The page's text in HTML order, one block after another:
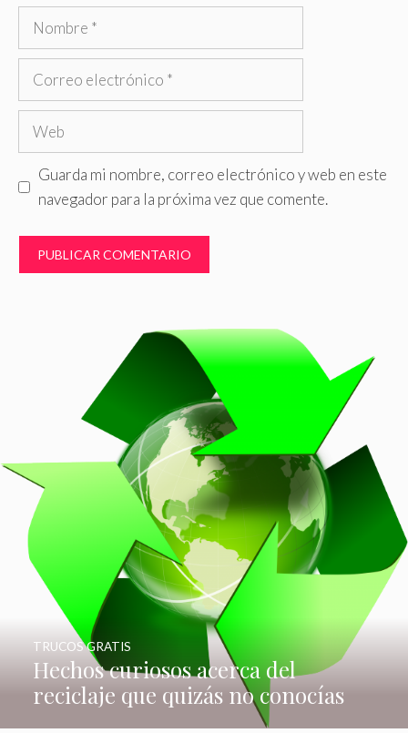
Nombre
Correo
Web
Guarda mi nombre, correo electrónico y web en este
navegador para la próxima vez que comente.
Hechos curiosos acerca del
reciclaje que quizás no conocías
TRUCOS GRATIS